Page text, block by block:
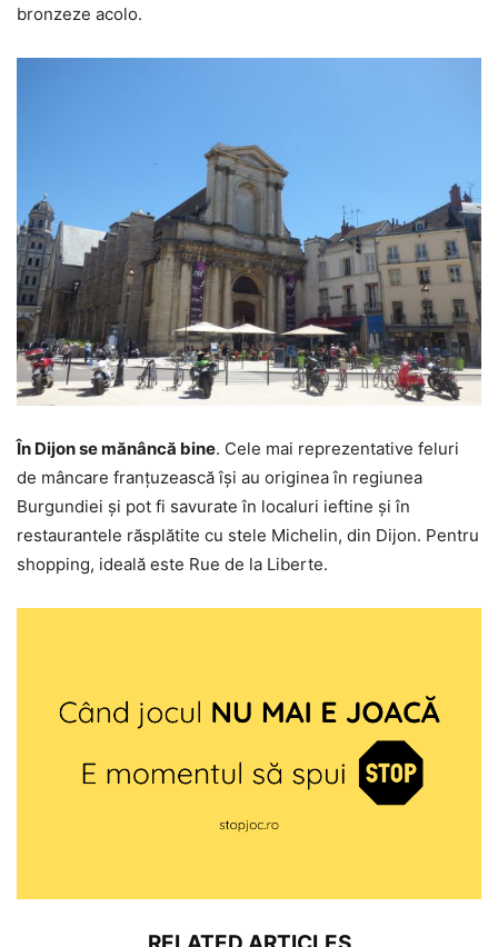
bronzeze acolo.
În Dijon se mănâncă bine. Cele mai reprezentative feluri
de mâncare franțuzească își au originea în regiunea
Burgundiei și pot fi savurate în localuri ieftine și în
restaurantele răsplătite cu stele Michelin, din Dijon. Pentru
shopping, ideală este Rue de la Liberte.